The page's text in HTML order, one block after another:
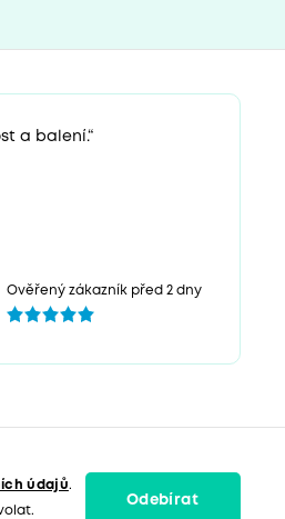
a balení.“
Ověřený zákazník před 2 dny
údajů.
Odebírat